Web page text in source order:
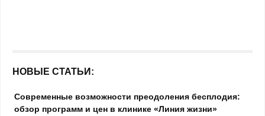
НОВЫЕ СТАТЬИ:
Современные возможности преодоления бесплодия:
обзор программ и цен в клинике «Линия жизни»